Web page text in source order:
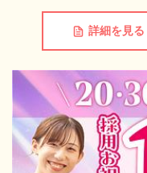
詳細を見る